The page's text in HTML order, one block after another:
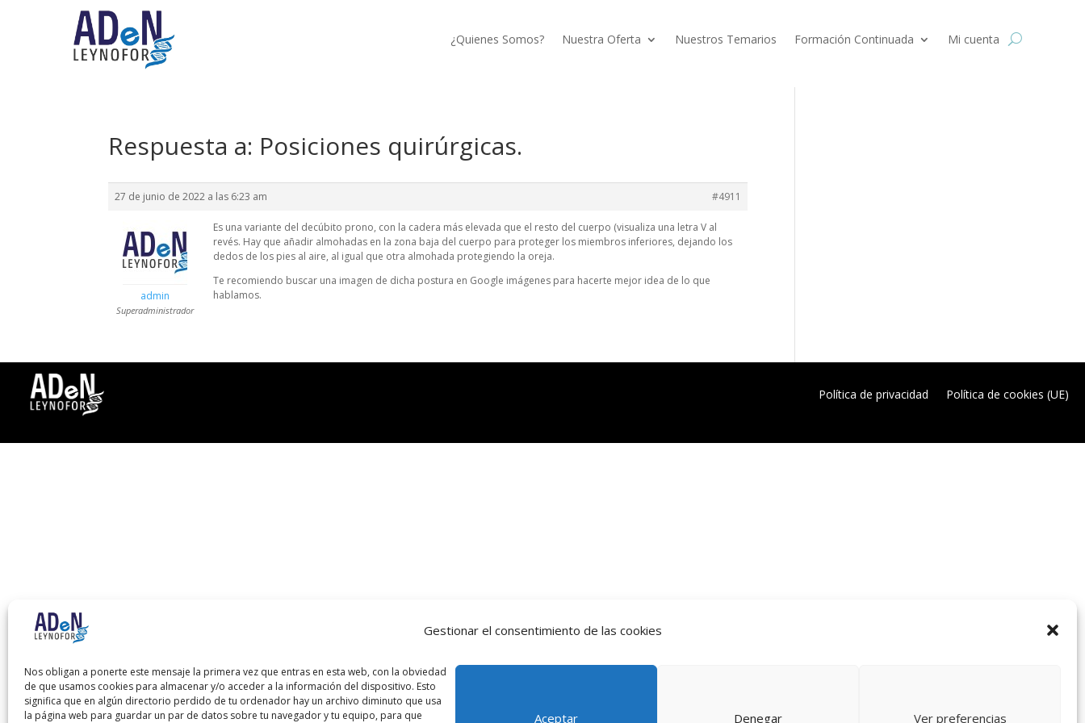
Gestionar el consentimiento de las cookies
Nos obligan a ponerte este mensaje la primera vez que entras en esta web, con la obviedad
de que usamos cookies para almacenar y/o acceder a la información del dispositivo. Esto
significa que en algún directorio perdido de tu ordenador hay un archivo diminuto que usa
la página web para guardar un par de datos sobre tu navegador y tu equipo, para que
Aceptar Denegar Ver preferencias
¿Quienes Somos? Nuestra Oferta Nuestros Temarios Formación Continuada Mi cuenta
Respuesta a: Posiciones quirúrgicas.
27 de junio de 2022 a las 6:23 am #4911
admin
Superadministrador
Es una variante del decúbito prono, con la cadera más elevada que el resto del cuerpo (visualiza una letra V al
revés. Hay que añadir almohadas en la zona baja del cuerpo para proteger los miembros inferiores, dejando los
dedos de los pies al aire, al igual que otra almohada protegiendo la oreja.
Te recomiendo buscar una imagen de dicha postura en Google imágenes para hacerte mejor idea de lo que
hablamos.
Política de privacidad Política de cookies (UE)